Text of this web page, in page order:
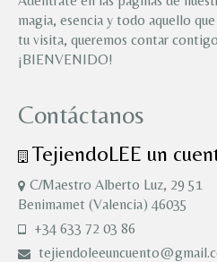
magia, esencia y todo aquello
tu visita, queremos contar
¡BIENVENIDO!
Contáctanos
TejiendoLEE un
C/Maestro Alberto Luz, 29 51
Benimamet (Valencia) 46035
+34 633 72 03 86